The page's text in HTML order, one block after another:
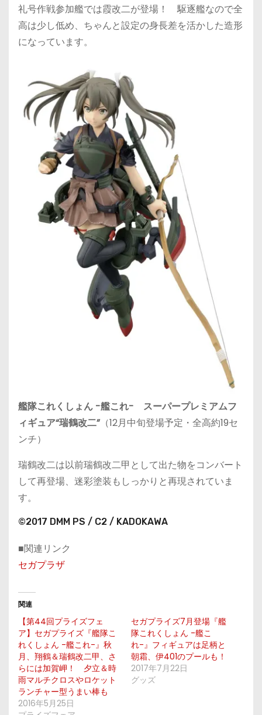
礼号作戦参加艦では霞改二が登場！ 駆逐艦なので全
高は少し低め、ちゃんと設定の身長差を活かした造形
になっています。
艦隊これくしょん -艦これ- スーパープレミアムフ
ィギュア“瑞鶴改二”（12月中旬登場予定・全高約19セ
ンチ）
瑞鶴改二は以前瑞鶴改二甲として出た物をコンバート
して再登場、迷彩塗装もしっかりと再現されていま
す。
©2017 DMM PS / C2 / KADOKAWA
■関連リンク
セガプラザ
関連
【第44回プライズフェ
ア】セガプライズ『艦隊こ
れくしょん -艦これ-』秋
月、翔鶴＆瑞鶴改二甲、さ
らには加賀岬！ 夕立＆時
雨マルチクロスやロケット
ランチャー型うまい棒も
2016年5月25日
セガプライズ7月登場『艦
隊これくしょん -艦こ
れ-』フィギュアは足柄と
朝霜、伊401のプールも！
2017年7月22日
グッズ